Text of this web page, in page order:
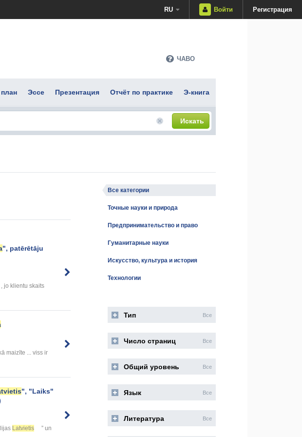
RU Войти Регистрация
ЧАВО
Эссе Презентация Отчёт по практике Э-книга
Искать
", patērētāju
jo klientu skaits
maizīte ... viss ir
", "Laiks"
Latvietis
” un
Все категории
Точные науки и природа
Предпринимательство и право
Гуманитарные науки
Искусство, культура и история
Технологии
Тип Все
Число страниц Все
Общий уровень Все
Язык Все
Литература Все